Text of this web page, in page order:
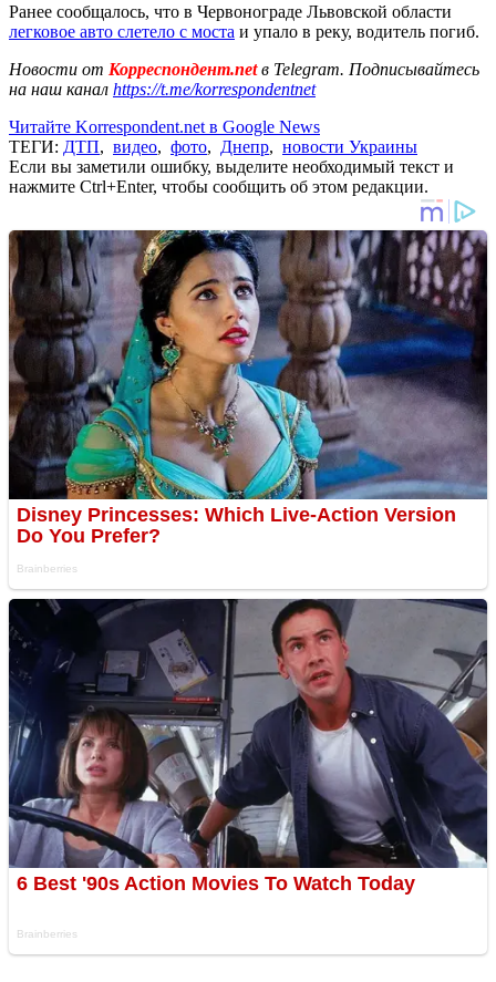
Ранее сообщалось, что в Червонограде Львовской области
легковое авто слетело с моста и упало в реку, водитель погиб.
Новости от Корреспондент.netв Telegram. Подписывайтесь
на наш канал https://t.me/korrespondentnet
Читайте Korrespondent.net в Google News
ТЕГИ: ДТП, видео, фото, Днепр, новости Украины
Если вы заметили ошибку, выделите необходимый текст и
нажмите Ctrl+Enter, чтобы сообщить об этом редакции.